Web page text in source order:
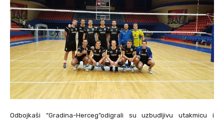
Odbojkaši “Gradina-Herceg”odigrali su uzbudljivu utakmicu i